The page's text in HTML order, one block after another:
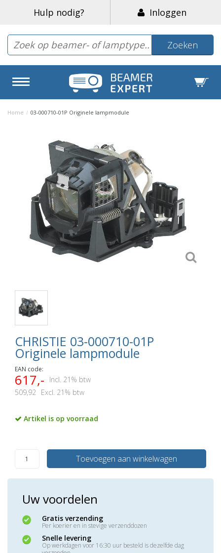
Hulp nodig? Inloggen
Zoeken
Home / 03-000710-01P Originele lampmodule
CHRISTIE 03-000710-01P
Originele lampmodule
EAN code:
617,-
Incl. 21% btw
509,92
Excl. 21% btw
Artikel is op voorraad
Toevoegen aan winkelwagen
Uw voordelen
Gratis verzending
Per koerier en in stevige verzenddozen
Snelle levering
Op werkdagen voor 16:30 uur besteld is dezelfde dag